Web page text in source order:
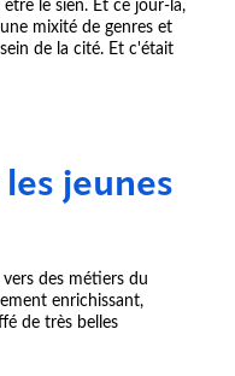
le sien. Et ce jour-là,
mixité de genres et
de la cité. Et c'était
jeunes
des métiers du
enrichissant,
de très belles